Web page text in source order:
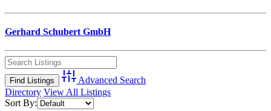
Gerhard Schubert GmbH
Advanced Search
Directory View All Listings
Sort By: